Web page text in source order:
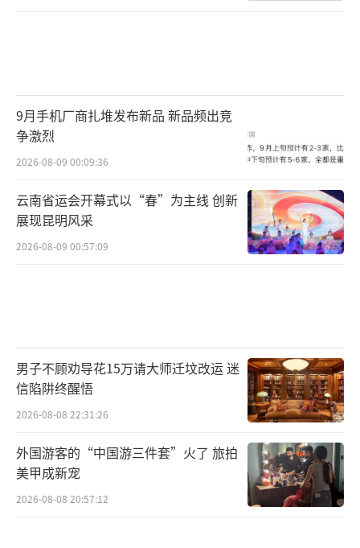
9月手机厂商扎堆发布新品 新品频出竞
争激烈
2026-08-09 00:09:36
云南省运会开幕式以“春”为主线 创新
展现昆明风采
2026-08-09 00:57:09
男子不顾劝导花15万请大师迁坟改运 迷
信陷阱终醒悟
2026-08-08 22:31:26
外国游客的“中国游三件套”火了 旅拍
美甲成新宠
2026-08-08 20:57:12